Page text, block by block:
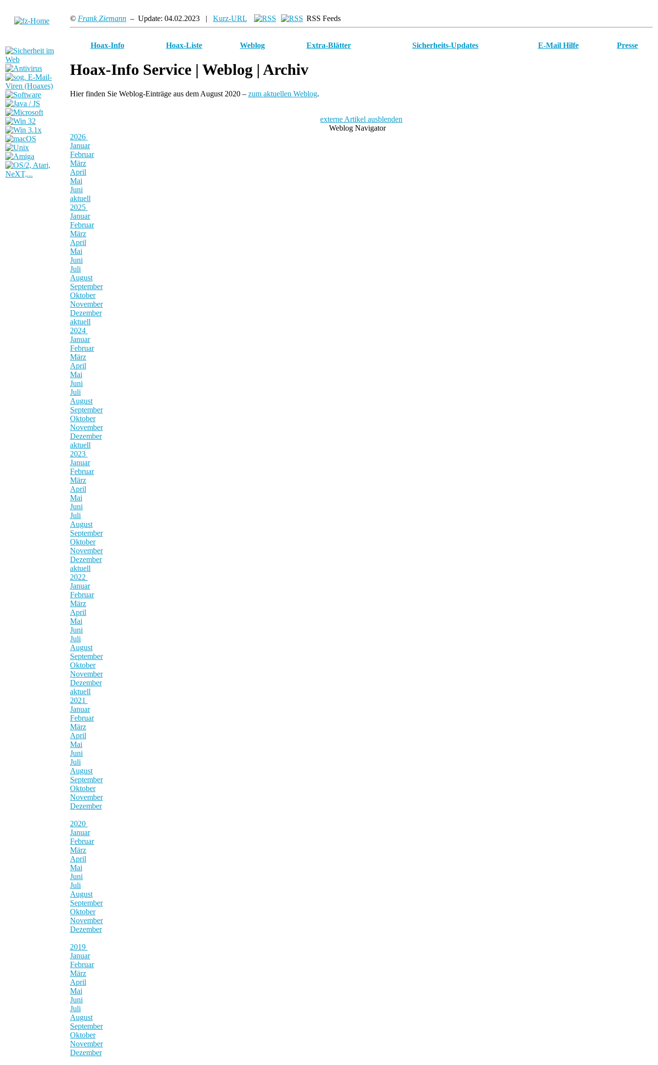
© Frank Ziemann – Update: 04.02.2023 | Kurz-URL RSS Feeds
Hoax-Info Hoax-Liste Weblog Extra-Blätter Sicherheits-Updates E-Mail Hilfe Presse
Hoax-Info Service | Weblog | Archiv
Hier finden Sie Weblog-Einträge aus dem August 2020 – zum aktuellen Weblog.
externe Artikel ausblenden
Weblog Navigator
2026
Januar
Februar
März
April
Mai
Juni
aktuell
2025
Januar
Februar
März
April
Mai
Juni
Juli
August
September
Oktober
November
Dezember
aktuell
2024
Januar
Februar
März
April
Mai
Juni
Juli
August
September
Oktober
November
Dezember
aktuell
2023
Januar
Februar
März
April
Mai
Juni
Juli
August
September
Oktober
November
Dezember
aktuell
2022
Januar
Februar
März
April
Mai
Juni
Juli
August
September
Oktober
November
Dezember
aktuell
2021
Januar
Februar
März
April
Mai
Juni
Juli
August
September
Oktober
November
Dezember
2020
Januar
Februar
März
April
Mai
Juni
Juli
August
September
Oktober
November
Dezember
2019
Januar
Februar
März
April
Mai
Juni
Juli
August
September
Oktober
November
Dezember